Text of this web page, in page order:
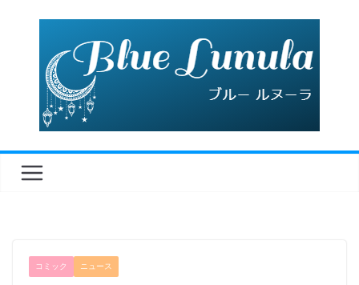
コミック ニュース